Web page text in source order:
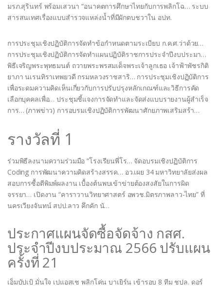
มรภ.สุรินทร์ พร้อมเสวนา “อนาคตการศึกษาไทยกับการพลิกโฉ… ระบบ
สารสนเทศเรื่องแบบสำรวจแหล่งน้ำที่มีผักตบชวาใน อปท.
การประชุมเชิงปฏิบัติการจัดทำข้อกำหนดตามระเบียบ ก.ค.ศ.ว่าด้วย…
การประชุมเชิงปฏิบัติการจัดทําแผนปฏิบัติราชการประจําปีงบประมา…
พิธีเจริญพระพุทธมนต์ ถวายพระพรสมเด็จพระเจ้าลูกเธอ เจ้าฟ้าพัชรกิติ
ยาภา นเรนทิราเทพยวดี กรมหลวงราชสาริ… การประชุมเชิงปฏิบัติการ
เพื่อระดมความคิดเห็นเกี่ยวกับการปรับปรุงหลักเกณฑ์และวิธีการคัด
เลือกบุคคลเพื่อ… ประชุมชี้แจงการจัดทำและจัดส่งแบบรายงานผู้สำเร็จ
การ… (ภาพข่าว) การอบรมเชิงปฏิบัติการพัฒนาศักยภาพเสริมสร้า…
รางวัลที่ 1
ร่วมพิธีลงนามความร่วมมือ “โรงเรียนพี่โร… จัดอบรมเชิงปฏิบัติการ
Coding การพัฒนาความคิดสร้างสรรค… อว.เผย 34 มหาวิทยาลัยส่งผล
สอบการซื้อตีพิมพ์ผลงาน เบื้องต้นพบเข้าข่ายต้องสงสัยในการผิด
จรรยา… เปิดงาน “คาราวานวิทยาศาสตร์ อพวช.มิตรภาพลาว-ไทย” ที่
นครเวียงจันทน์ สปป.ลาว คึกคัก นั…
ประกาศแผนจัดซื้อจัดจ้าง กสศ.
ประจำปีงบประมาณ 2566 ปรับแผน
ครั้งที่ 21
เอ็มบัปเป้ มั่นใจ เปแอสเช พลิกโค่น บาเยิร์น เข้ารอบ 8 ทีม ชปล. ดอร์